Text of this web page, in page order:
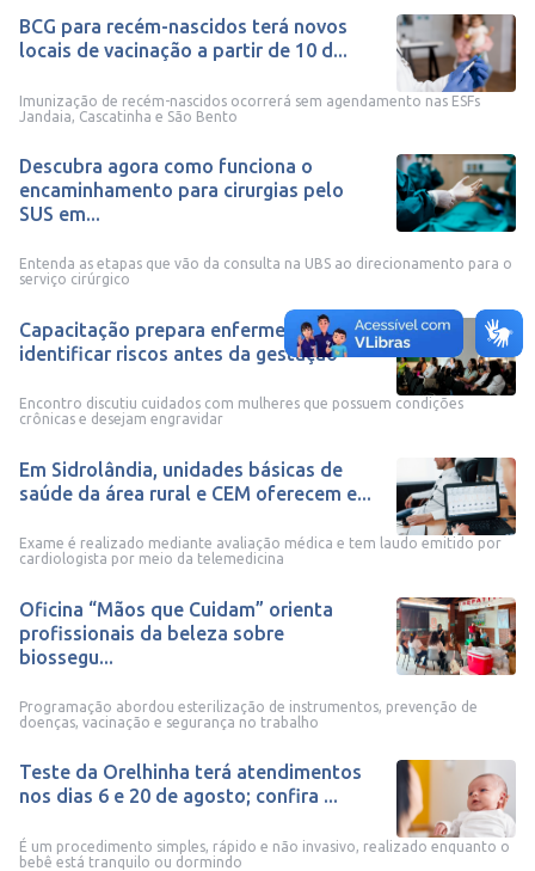
BCG para recém-nascidos terá novos
locais de vacinação a partir de 10 d...
Imunização de recém-nascidos ocorrerá sem agendamento nas ESFs
Jandaia, Cascatinha e São Bento
Descubra agora como funciona o
encaminhamento para cirurgias pelo
SUS em...
Entenda as etapas que vão da consulta na UBS ao direcionamento para o
serviço cirúrgico
Capacitação prepara enfermeiras para
identificar riscos antes da gestação
Encontro discutiu cuidados com mulheres que possuem condições
crônicas e desejam engravidar
Em Sidrolândia, unidades básicas de
saúde da área rural e CEM oferecem e...
Exame é realizado mediante avaliação médica e tem laudo emitido por
cardiologista por meio da telemedicina
Oficina “Mãos que Cuidam” orienta
profissionais da beleza sobre
biossegu...
Programação abordou esterilização de instrumentos, prevenção de
doenças, vacinação e segurança no trabalho
Teste da Orelhinha terá atendimentos
nos dias 6 e 20 de agosto; confira ...
É um procedimento simples, rápido e não invasivo, realizado enquanto o
bebê está tranquilo ou dormindo